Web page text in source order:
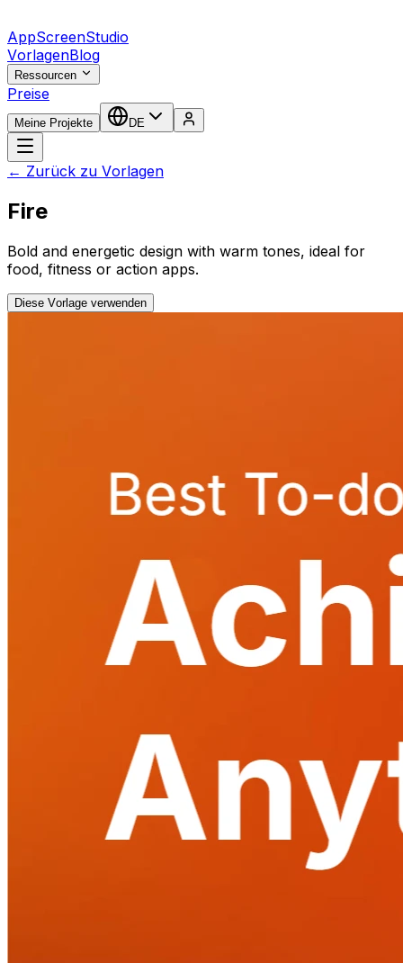
AppScreenStudio
VorlagenBlog
Ressourcen
Preise
Meine Projekte DE
← Zurück zu Vorlagen
Fire
Bold and energetic design with warm tones, ideal for
food, fitness or action apps.
Diese Vorlage verwenden